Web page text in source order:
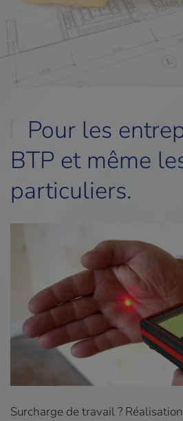
Pour les
BTP et même
particuliers.
Surcharge de travail ?